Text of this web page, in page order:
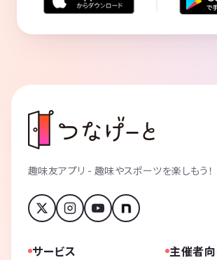
趣味友アプリ - 趣味やスポーツを楽しもう！
サービス 主催者